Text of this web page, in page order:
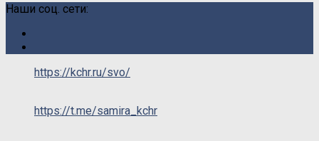
Наши соц. сети:
https://kchr.ru/svo/
https://t.me/samira_kchr